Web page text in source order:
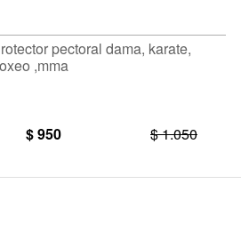
pectoral dama, karate,
,mma
$ 950 $ 1.050